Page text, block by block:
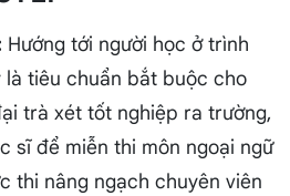
Hướng tới người học ở trình
là tiêu chuẩn bắt buộc cho
trà xét tốt nghiệp ra trường,
sĩ để miễn thi môn ngoại ngữ
thi nâng ngạch chuyên viên